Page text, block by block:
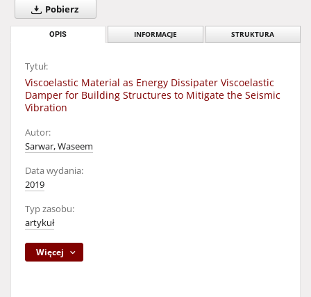
Pobierz
OPIS INFORMACJE STRUKTURA
Tytuł:
Viscoelastic Material as Energy Dissipater Viscoelastic
Damper for Building Structures to Mitigate the Seismic
Vibration
Autor:
Sarwar, Waseem
Data wydania:
2019
Typ zasobu:
artykuł
Więcej